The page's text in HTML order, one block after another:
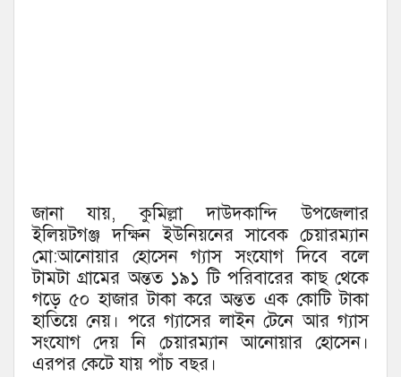
জানা যায়, কুমিল্লা দাউদকান্দি উপজেলার
ইলিয়টগঞ্জ দক্ষিন ইউনিয়নের সাবেক চেয়ারম্যান
মো:আনোয়ার হোসেন গ্যাস সংযোগ দিবে বলে
টামটা গ্রামের অন্তত ১৯১ টি পরিবারের কাছ থেকে
গড়ে ৫০ হাজার টাকা করে অন্তত এক কোটি টাকা
হাতিয়ে নেয়। পরে গ্যাসের লাইন টেনে আর গ্যাস
সংযোগ দেয় নি চেয়ারম্যান আনোয়ার হোসেন।
এরপর কেটে যায় পাঁচ বছর।